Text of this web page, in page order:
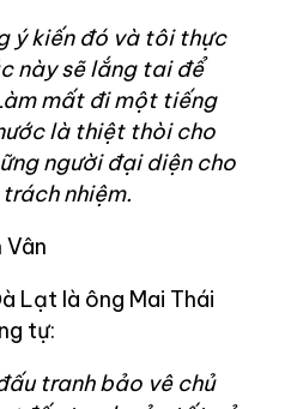
ý kiến đó và tôi thực
này sẽ lắng tai để
mất đi một tiếng
là thiệt thòi cho
người đại diện cho
nhiệm.
Vân
Lạt là ông Mai Thái
tự:
tranh bảo vê chủ